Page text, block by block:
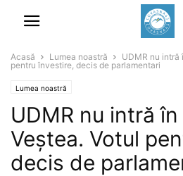
Acasă Lumea noastră
UDMR nu intră
pentru învestire, decis de parlamentari
Lumea noastră
UDMR nu intră
Veștea. Votul
decis de